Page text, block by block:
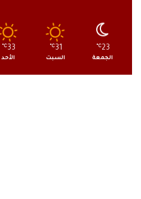
23
℃
الجمعة
31
℃
السبت
33
℃
الأحد